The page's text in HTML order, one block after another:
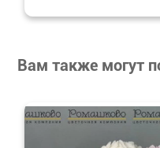
Вам также могут